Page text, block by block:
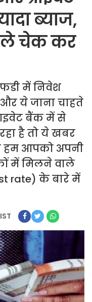
ब्याज,
चेक कर
में निवेश
ये जाना चाहते
बैंक में से
है तो ये खबर
आपको अपनी
में मिलने वाले
rate) के बारे में